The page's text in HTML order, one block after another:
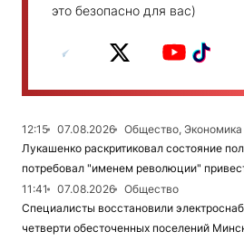
это безопасно для вас)
12:15 07.08.2026
Общество, Экономика
Лукашенко раскритиковал состояние
потребовал "именем революции"
11:41
07.08.2026
Общество
Специалисты восстановили
четверти обесточенных поселений